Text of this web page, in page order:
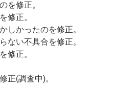
を修正。
修正。
しかったのを修正。
ない不具合を修正。
修正。
正(調査中)。